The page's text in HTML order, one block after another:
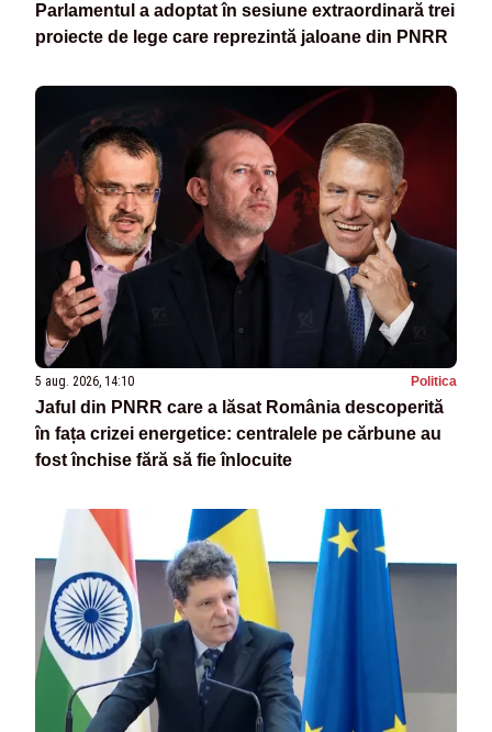
Parlamentul a adoptat în sesiune extraordinară trei
proiecte de lege care reprezintă jaloane din PNRR
5 aug. 2026, 14:10 Politica
Jaful din PNRR care a lăsat România descoperită
în fața crizei energetice: centralele pe cărbune au
fost închise fără să fie înlocuite